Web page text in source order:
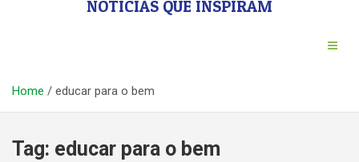
NOTÍCIAS QUE INSPIRAM
Home educar para o bem
Tag: educar para o bem